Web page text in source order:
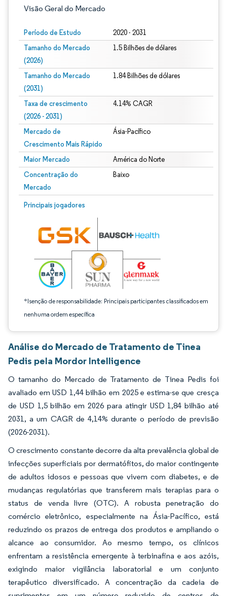
Visão Geral do Mercado
Período de Estudo 2020 - 2031
Tamanho do Mercado
(2026)
1.5 Bilhões de dólares
Tamanho do Mercado
(2031)
1.84 Bilhões de dólares
Taxa de crescimento
(2026 - 2031)
4.14% CAGR
Mercado de
Crescimento Mais Rápido
Ásia-Pacífico
Maior Mercado América do Norte
Concentração do
Mercado
Baixo
Principais jogadores
*Isenção de responsabilidade: Principais participantes classificados em
nenhuma ordem específica
Imagem © Mordor Intelligence. O reuso requer atribuição conforme CC BY 4.0.
Análise do Mercado de Tratamento de Tinea
Pedis pela Mordor Intelligence
O tamanho do Mercado de Tratamento de Tinea Pedis foi
avaliado em USD 1,44 bilhão em 2025 e estima-se que cresça
de USD 1,5 bilhão em 2026 para atingir USD 1,84 bilhão até
2031, a um CAGR de 4,14% durante o período de previsão
(2026-2031).
O crescimento constante decorre da alta prevalência global de
infecções superficiais por dermatófitos, do maior contingente
de adultos idosos e pessoas que vivem com diabetes, e de
mudanças regulatórias que transferem mais terapias para o
status de venda livre (OTC). A robusta penetração do
comércio eletrônico, especialmente na Ásia-Pacífico, está
reduzindo os prazos de entrega dos produtos e ampliando o
alcance ao consumidor. Ao mesmo tempo, os clínicos
enfrentam a resistência emergente à terbinafina e aos azóis,
exigindo maior vigilância laboratorial e um conjunto
terapêutico diversificado. A concentração da cadeia de